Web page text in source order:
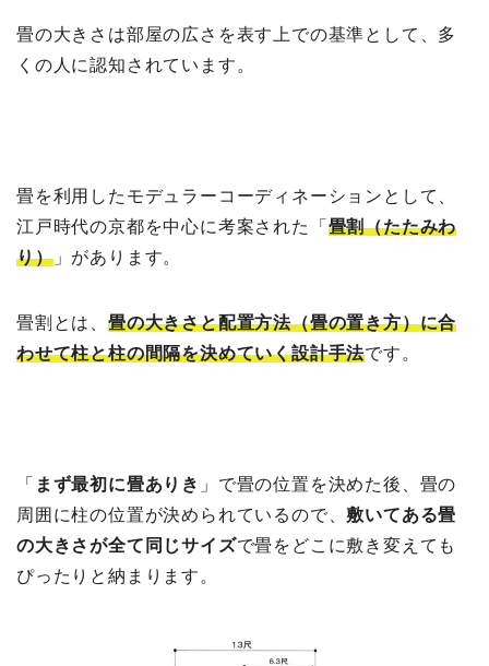
畳の大きさは部屋の広さを表す上での基準として、多
くの人に認知されています。
畳を利用したモデュラーコーディネーションとして、
江戸時代の京都を中心に考案された「 畳割（たたみわ
り）」があります。
畳割とは、 畳の大きさと配置方法（畳の置き方）に合
わせて柱と柱の間隔を決めていく設計手法です。
「 まず最初に畳ありき 」で畳の位置を決めた後、畳の
周囲に柱の位置が決められているので、 敷いてある畳
の大きさが全て同じサイズで畳をどこに敷き変えても
ぴったりと納まります。